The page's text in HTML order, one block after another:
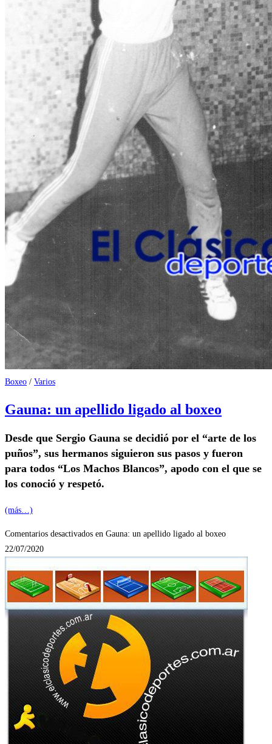
Boxeo / Varios
Gauna: un apellido ligado al boxeo
Desde que Sergio Gauna se decidió por el “arte de los
puños”, sus hermanos siguieron sus pasos y fueron
para todos “Los Machos Blancos”, apodo con el que se
los conoció y respetó.
(más…)
Comentarios desactivados en Gauna: un apellido ligado al boxeo
22/07/2020